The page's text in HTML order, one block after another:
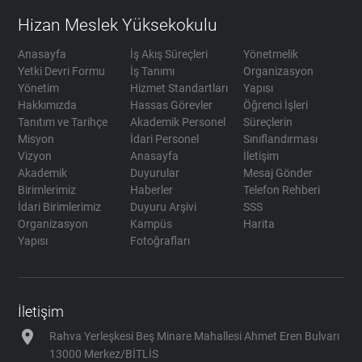
Hizan Meslek Yüksekokulu
Anasayfa
Yetki Devri Formu
Yönetim
Hakkımızda
Tanıtım ve Tarihçe
Misyon
Vizyon
Akademik
Birimlerimiz
İdari Birimlerimiz
Organizasyon
Yapısı
İş Akış Süreçleri
İş Tanımı
Hizmet Standartları
Hassas Görevler
Akademik Personel
İdari Personel
Anasayfa
Duyurular
Haberler
Duyuru Arşivi
Kampüs
Fotoğrafları
Yönetmelik
Organizasyon
Yapısı
Öğrenci İşleri
Süreçlerin
Sınıflandırması
İletişim
Mesaj Gönder
Telefon Rehberi
SSS
Harita
İletişim
location_on
Rahva Yerleşkesi Beş Minare Mahallesi Ahmet Eren Bulvarı
13000 Merkez/BİTLİS